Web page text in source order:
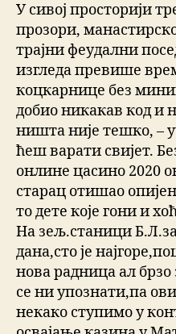
У сивој просторији
прозори,
трајни феудални
изгледа превише
коцкарнице без
добио никакав код и
ништа није тешко, –
ћеш варати свијет.
онлине цасино 2020
старац отишао
то дете које гони и
На зељ.станици
дана,сто је
нова радница ал
се ни упознати,па
некако ступимо у